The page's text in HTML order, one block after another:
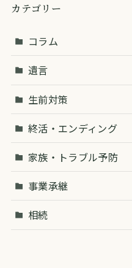
カテゴリー
コラム
遺言
生前対策
終活・エンディング
家族・トラブル予防
事業承継
相続